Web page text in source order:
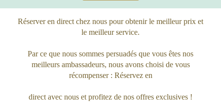
Réserver en direct chez nous pour obtenir le meilleur prix et
le meilleur service.
Par ce que nous sommes persuadés que vous êtes nos
meilleurs ambassadeurs, nous avons choisi de vous
récompenser : Réservez en
direct avec nous et profitez de nos offres exclusives !